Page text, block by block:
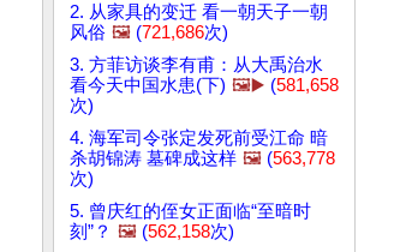
2. 从家具的变迁 看一朝天子一朝
风俗 🖼️ (721,686次)
3. 方菲访谈李有甫：从大禹治水
看今天中国水患(下) 🖼️▶️ (581,658
次)
4. 海军司令张定发死前受江命 暗
杀胡锦涛 墓碑成这样 🖼️ (563,778
次)
5. 曾庆红的侄女正面临“至暗时
刻”？ 🖼️ (562,158次)